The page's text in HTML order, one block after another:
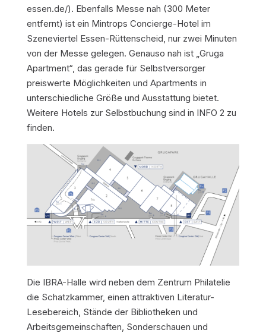
essen.de/). Ebenfalls Messe nah (300 Meter
entfernt) ist ein Mintrops Concierge-Hotel im
Szeneviertel Essen-Rüttenscheid, nur zwei Minuten
von der Messe gelegen. Genauso nah ist „Gruga
Apartment“, das gerade für Selbstversorger
preiswerte Möglichkeiten und Apartments in
unterschiedliche Größe und Ausstattung bietet.
Weitere Hotels zur Selbstbuchung sind in INFO 2 zu
finden.
Die IBRA-Halle wird neben dem Zentrum Philatelie
die Schatzkammer, einen attraktiven Literatur-
Lesebereich, Stände der Bibliotheken und
Arbeitsgemeinschaften, Sonderschauen und